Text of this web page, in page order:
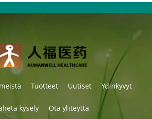
Tuotteet Uutiset Ydinkyvyt
kysely Ota yhteyttä